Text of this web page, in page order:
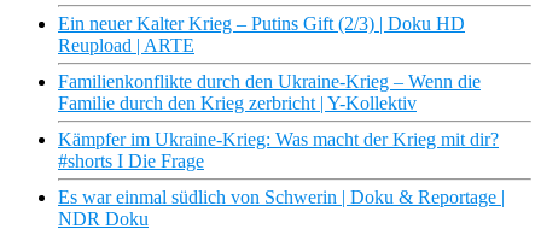
Ein neuer Kalter Krieg – Putins Gift (2/3) | Doku HD
Reupload | ARTE
Familienkonflikte durch den Ukraine-Krieg – Wenn die
Familie durch den Krieg zerbricht | Y-Kollektiv
Kämpfer im Ukraine-Krieg: Was macht der Krieg mit dir?
#shorts I Die Frage
Es war einmal südlich von Schwerin | Doku & Reportage |
NDR Doku